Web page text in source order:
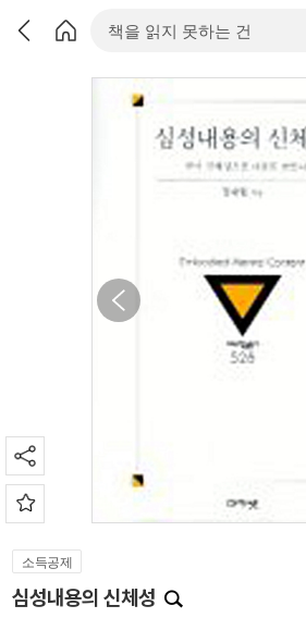
소득공제
심성내용의 신체성